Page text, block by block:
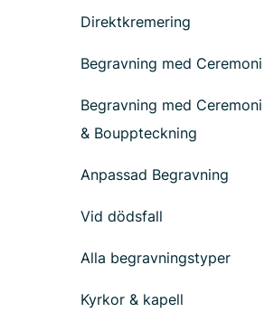
Direktkremering
Begravning med Ceremoni
Begravning med Ceremoni
& Bouppteckning
Anpassad Begravning
Vid dödsfall
Alla begravningstyper
Kyrkor & kapell